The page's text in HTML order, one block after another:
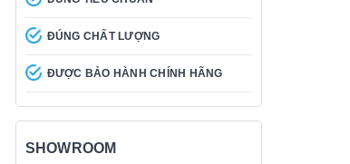
ĐÚNG CHẤT LƯỢNG
ĐƯỢC BẢO HÀNH CHÍNH HÃNG
SHOWROOM